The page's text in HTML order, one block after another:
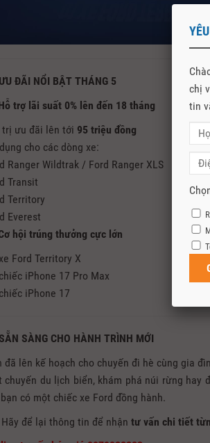
ĐÃI NỔI BẬT THÁNG 5
trợ lãi suất 0% lên đến 18 tháng
trị ưu đãi lên tới 95 triệu đồng
cho các dòng xe:
Ranger Wildtrak / Ford Ranger XLS
Transit
Territory
Everest
hội trúng thưởng cực lớn
Ford Territory X
iPhone 17 Pro Max
iPhone 17
SÀNG CHO HÀNH TRÌNH MỚI
đã lên kế hoạch cho chuyến đi hè cùng gia
chuyến du lịch biển, khám phá núi rừng hay
có một chiếc xe Ford đồng hành.
để lại thông tin để nhận tư vấn chi tiết
chị
tin